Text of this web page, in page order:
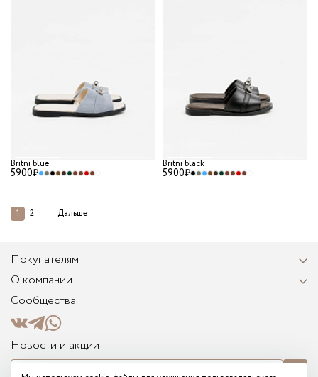
Britni blue
5900₽
Britni black
5900₽
1 2 Дальше
Покупателям
О компании
Сообщества
Новости и акции